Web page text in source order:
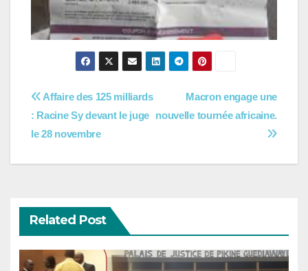
Navigation
de
l’article
Macron engage une
nouvelle tournée africaine.
Affaire des 125 milliards
: Racine Sy devant le juge
le 28 novembre
Related Post